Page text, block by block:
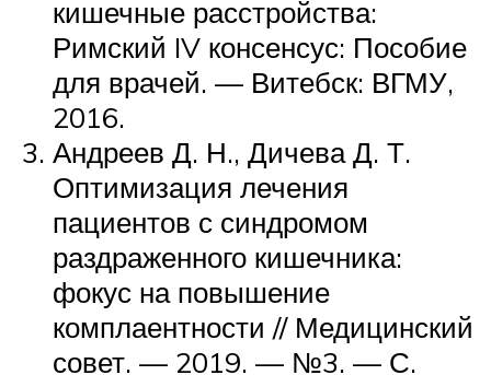
кишечные расстройства:
Римский IV консенсус: Пособие
для врачей. — Витебск: ВГМУ,
2016.
Андреев Д. Н., Дичева Д. Т.
Оптимизация лечения
пациентов с синдромом
раздраженного кишечника:
фокус на повышение
комплаентности // Медицинский
совет. — 2019. — №3. — С.